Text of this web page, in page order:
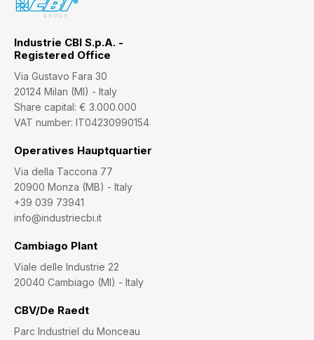
Industrie CBI S.p.A. -
Registered Office
Via Gustavo Fara 30
20124 Milan (MI) - Italy
Share capital: € 3.000.000
VAT number: IT04230990154
Operatives Hauptquartier
Via della Taccona 77
20900 Monza (MB) - Italy
+39 039 73941
info@industriecbi.it
Cambiago Plant
Viale delle Industrie 22
20040 Cambiago (MI) - Italy
CBV/De Raedt
Parc Industriel du Monceau